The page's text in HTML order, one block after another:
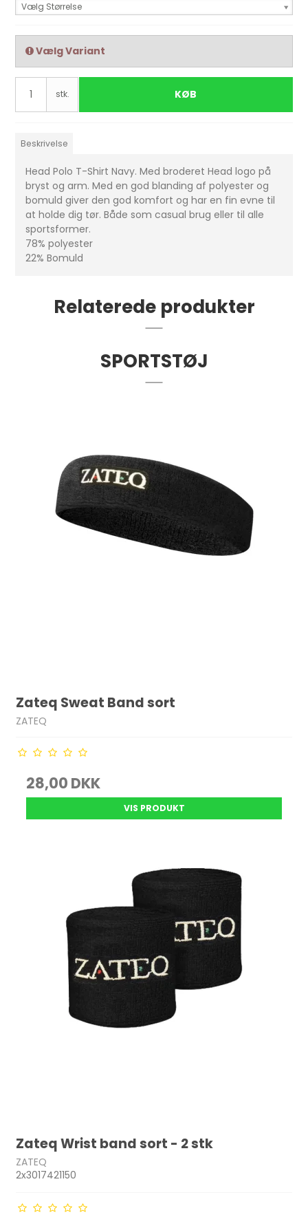
Vælg Størrelse
Vælg Variant
stk. KØB
Beskrivelse
Head Polo T-Shirt Navy. Med broderet Head logo på
bryst og arm. Med en god blanding af polyester og
bomuld giver den god komfort og har en fin evne til
at holde dig tør. Både som casual brug eller til alle
sportsformer.
78% polyester
22% Bomuld
Relaterede produkter
SPORTSTØJ
Zateq Sweat Band sort
ZATEQ
28,00 DKK
VIS PRODUKT
Zateq Wrist band sort - 2 stk
ZATEQ
2x3017421150